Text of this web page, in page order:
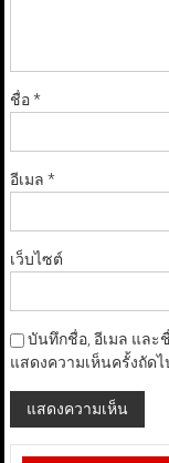
ชื่อ*
อีเมล *
เว็บไซต์
บันทึกชื่อ, อีเมล และ
แสดงความเห็นครั้งถัดไ